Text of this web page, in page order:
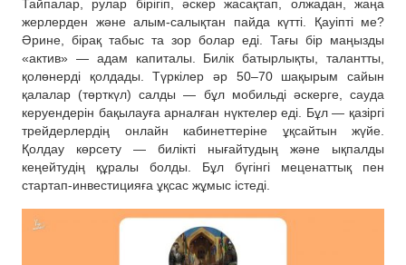
Тайпалар, рулар бірігіп, әскер жасақтап, олжадан, жаңа
жерлерден және алым-салықтан пайда күтті. Қауіпті ме?
Әрине, бірақ табыс та зор болар еді. Тағы бір маңызды
«актив» — адам капиталы. Билік батырлықты, талантты,
қолөнерді қолдады. Түркілер әр 50–70 шақырым сайын
қалалар (төрткүл) салды — бұл мобильді әскерге, сауда
керуендерін бақылауға арналған нүктелер еді. Бұл — қазіргі
трейдерлердің онлайн кабинеттеріне ұқсайтын жүйе.
Қолдау көрсету — билікті нығайтудың және ықпалды
кеңейтудің құралы болды. Бұл бүгінгі меценаттық пен
стартап-инвестицияға ұқсас жұмыс істеді.